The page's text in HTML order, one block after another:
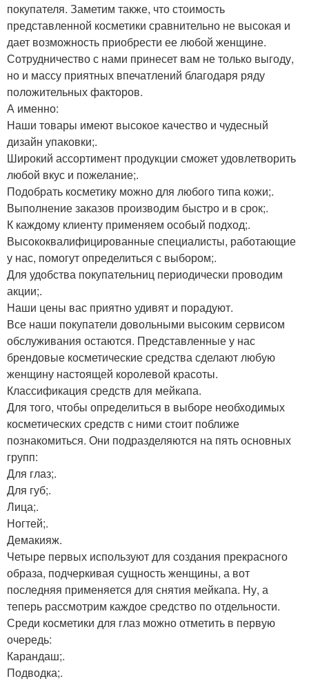
покупателя. Заметим также, что стоимость
представленной косметики сравнительно не высокая и
дает возможность приобрести ее любой женщине.
Сотрудничество с нами принесет вам не только выгоду,
но и массу приятных впечатлений благодаря ряду
положительных факторов.
А именно:
Наши товары имеют высокое качество и чудесный
дизайн упаковки;.
Широкий ассортимент продукции сможет удовлетворить
любой вкус и пожелание;.
Подобрать косметику можно для любого типа кожи;.
Выполнение заказов производим быстро и в срок;.
К каждому клиенту применяем особый подход;.
Высококвалифицированные специалисты, работающие
у нас, помогут определиться с выбором;.
Для удобства покупательниц периодически проводим
акции;.
Наши цены вас приятно удивят и порадуют.
Все наши покупатели довольными высоким сервисом
обслуживания остаются. Представленные у нас
брендовые косметические средства сделают любую
женщину настоящей королевой красоты.
Классификация средств для мейкапа.
Для того, чтобы определиться в выборе необходимых
косметических средств с ними стоит поближе
познакомиться. Они подразделяются на пять основных
групп:
Для глаз;.
Для губ;.
Лица;.
Ногтей;.
Демакияж.
Четыре первых используют для создания прекрасного
образа, подчеркивая сущность женщины, а вот
последняя применяется для снятия мейкапа. Ну, а
теперь рассмотрим каждое средство по отдельности.
Среди косметики для глаз можно отметить в первую
очередь:
Карандаш;.
Подводка;.